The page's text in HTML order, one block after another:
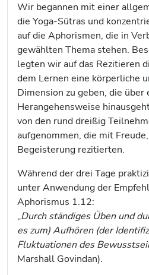
Wir begannen mit einer
die Yoga-Sūtras und
auf die Aphorismen, die in
gewählten Thema stehen.
legten wir auf das Rezitieren
dem Lernen eine körperliche
Dimension zu geben, die über
Herangehensweise
von den rund dreißig
aufgenommen, die mit
Begeisterung rezitierten.
Während der drei Tage
unter Anwendung der
Aphorismus 1.12:
„Durch ständiges Üben und
es zum) Aufhören (der
Fluktuationen des
Marshall Govindan).